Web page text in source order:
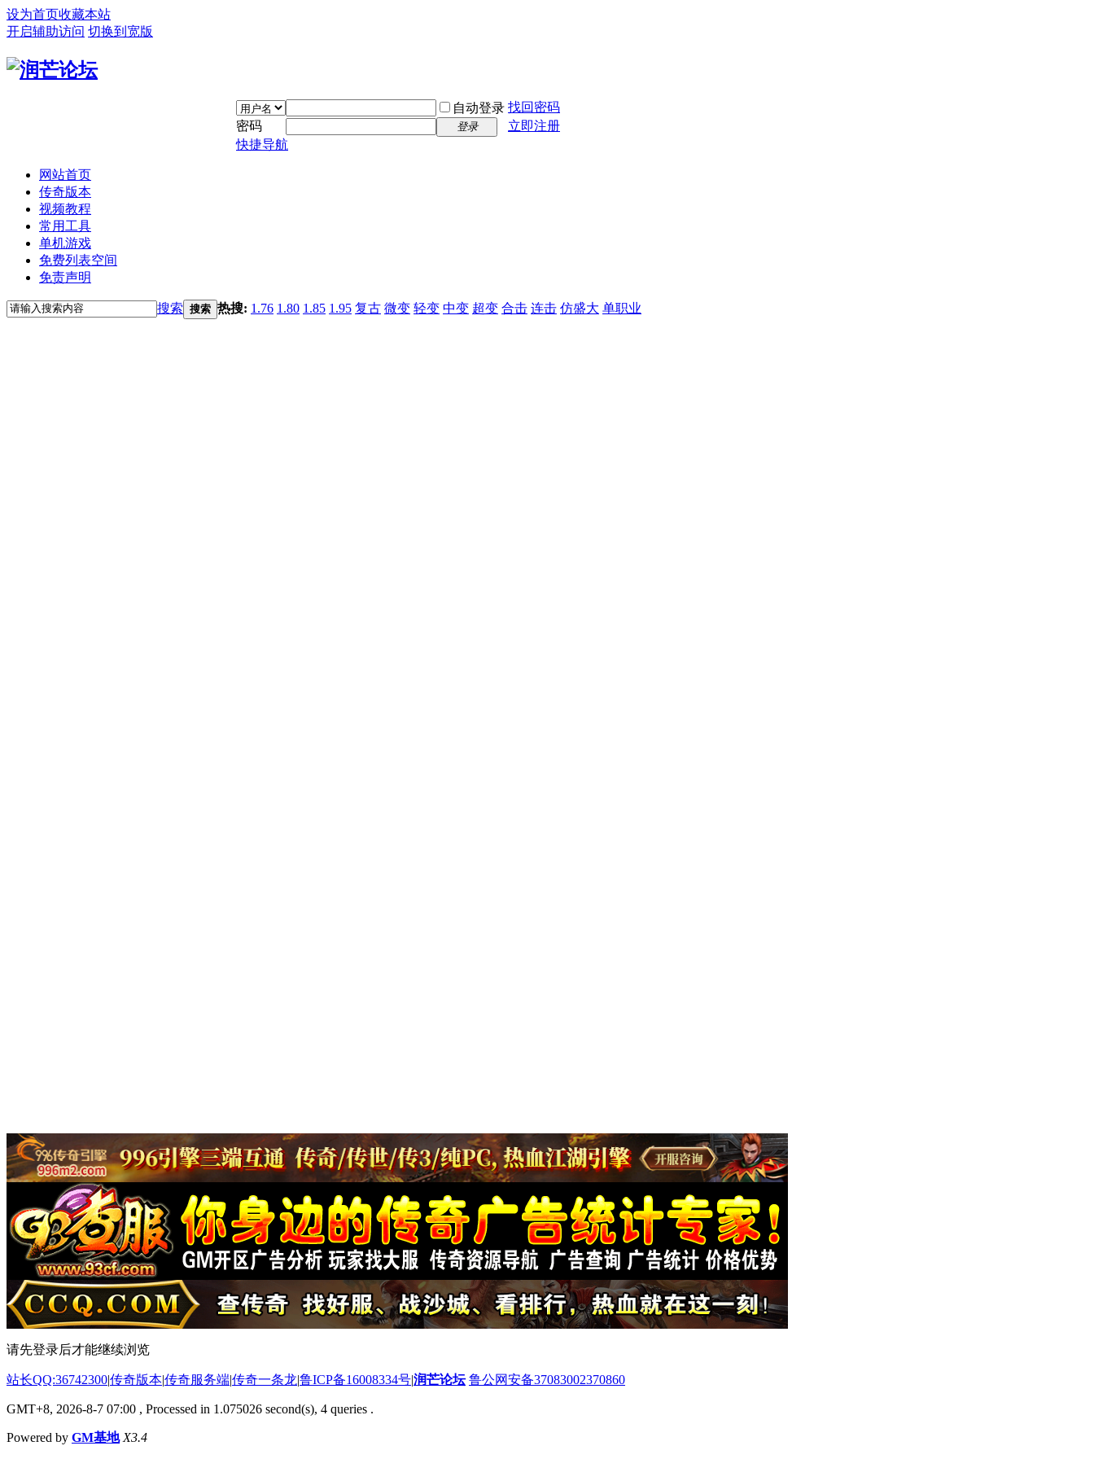
设为首页收藏本站
开启辅助访问 切换到宽版
自动登录 找回密码
密码
登录
立即注册
快捷导航
网站首页
传奇版本
视频教程
常用工具
单机游戏
免费列表空间
免责声明
搜索 搜索 热搜: 1.76 1.80 1.85 1.95 复古 微变 轻变 中变 超变 合击 连击 仿盛大 单职业
请先登录后才能继续浏览
站长QQ:36742300|传奇版本|传奇服务端|传奇一条龙|鲁ICP备16008334号|润芒论坛 鲁公网安备37083002370860
GMT+8, 2026-8-7 07:00 , Processed in 1.075026 second(s), 4 queries .
Powered by GM基地 X3.4